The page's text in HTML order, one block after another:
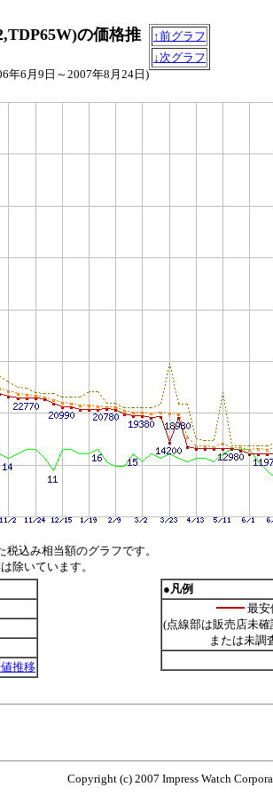
の価格推
↑前グラフ
↓次グラフ
年6月9日～2007年8月24日)
込み相当額のグラフです。
除いています。
推移
●凡例
最安
(点線部は販売店未確
または未調
Copyright (c) 2007 Impress Watch